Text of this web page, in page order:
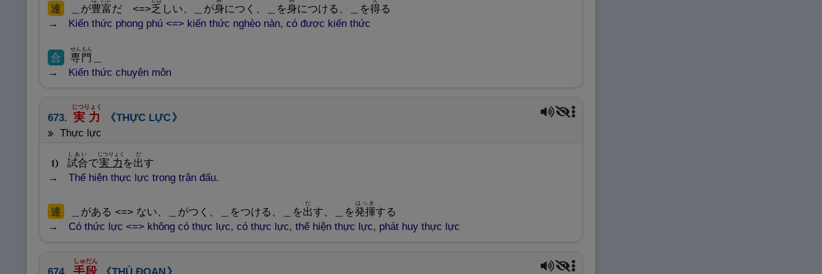
連 ＿が豊富だ <=>乏 しい、＿が身につく、＿を身につける、＿を得る
Kiến thức phong phú <=> kiến thức nghèo nàn, có được kiến thức
合 専 門
せんもん
Kiến thức chuyên môn
673. 実 力
じつりょく
THỰC LỰC
thực lực
1 試合
しあい
で実 力
じつりょく
を出
だ
す
Thể hiện thực lực trong trận đấu.
連 ＿がある <=> ない、＿がつく、＿をつける、＿を出
だ
す、＿を発揮
はっき
する
Có thức lực <=> không có thực lực, có thực lực, thể hiện thực lực, phát huy thực lực
手段
しゅだん